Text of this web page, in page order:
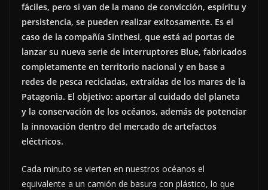
fáciles, pero si van de la mano de convicción, espíritu y
persistencia, se pueden realizar exitosamente. Es el
caso de la compañía Sinthesi, que está ad portas de
lanzar su nueva serie de interruptores Blue, fabricados
completamente en territorio nacional y en base a
redes de pesca recicladas, extraídas de los mares de la
Patagonia. El objetivo: aportar al cuidado del planeta
y la conservación de los océanos, además de potenciar
la innovación dentro del mercado de artefactos
eléctricos.
Cada minuto se vierten en nuestros océanos el
equivalente a un camión de basura con plástico, lo que